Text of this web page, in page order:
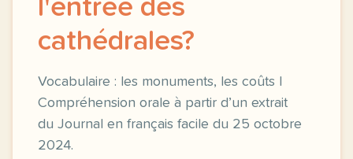
l'entrée des
cathédrales?
Vocabulaire : les monuments, les coûts |
Compréhension orale à partir d’un extrait
du Journal en français facile du 25 octobre
2024.